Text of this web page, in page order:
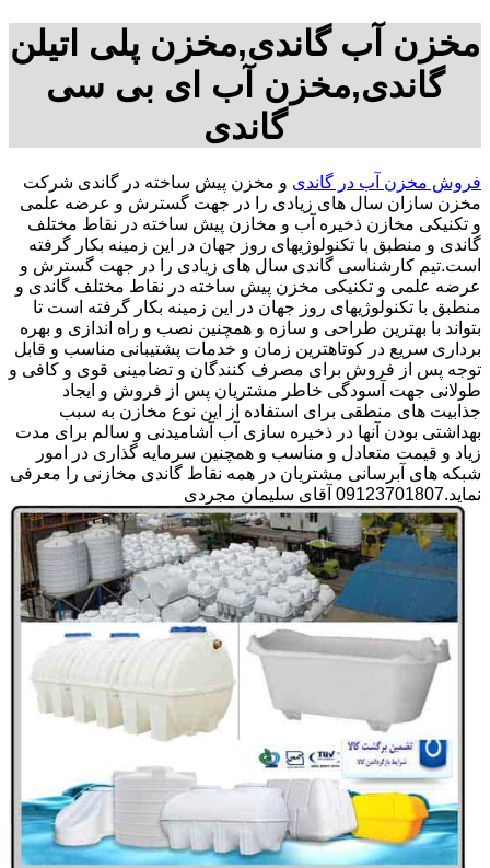
مخزن آب گاندی,مخزن پلی اتیلن
گاندی,مخزن آب ای بی سی
گاندی
فروش مخزن آب در گاندی و مخزن پیش ساخته در گاندی شرکت
مخزن سازان سال های زیادی را در جهت گسترش و عرضه علمی
و تکنیکی مخازن ذخیره آب و مخازن پیش ساخته در نقاط مختلف
گاندی و منطبق با تکنولوژیهای روز جهان در این زمینه بکار گرفته
است.تیم کارشناسی گاندی سال های زیادی را در جهت گسترش و
عرضه علمی و تکنیکی مخزن پیش ساخته در نقاط مختلف گاندی و
منطبق با تکنولوژیهای روز جهان در این زمینه بکار گرفته است تا
بتواند با بهترین طراحی و سازه و همچنین نصب و راه اندازی و بهره
برداری سریع در کوتاهترین زمان و خدمات پشتیبانی مناسب و قابل
توجه پس از فروش برای مصرف کنندگان و تضامینی قوی و کافی و
طولانی جهت آسودگی خاطر مشتریان پس از فروش و ایجاد
جذابیت های منطقی برای استفاده از این نوع مخازن به سبب
بهداشتی بودن آنها در ذخیره سازی آب آشامیدنی و سالم برای مدت
زیاد و قیمت متعادل و مناسب و همچنین سرمایه گذاری در امور
شبکه های آبرسانی مشتریان در همه نقاط گاندی مخازنی را معرفی
نماید.09123701807 آقای سلیمان مجردی